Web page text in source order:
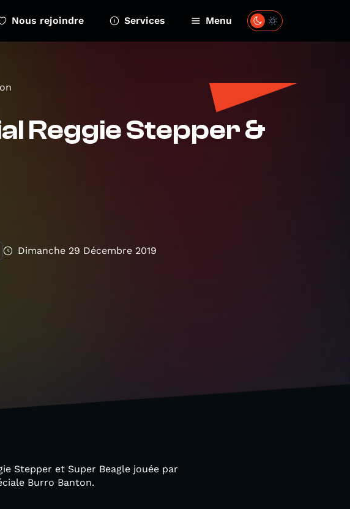
Nous rejoindre Services Menu
Reggie Stepper &
Dimanche 29 Décembre 2019
Stepper et Super Beagle jouée par
Burro Banton.